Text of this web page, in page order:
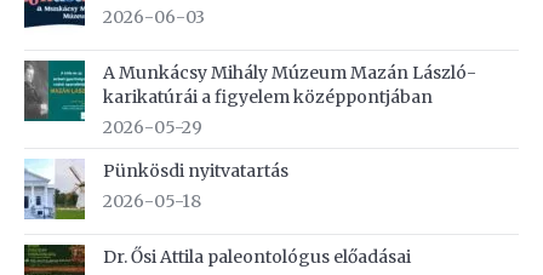
2026-06-03
A Munkácsy Mihály Múzeum Mazán László-
karikatúrái a figyelem középpontjában
2026-05-29
Pünkösdi nyitvatartás
2026-05-18
Dr. Ősi Attila paleontológus előadásai